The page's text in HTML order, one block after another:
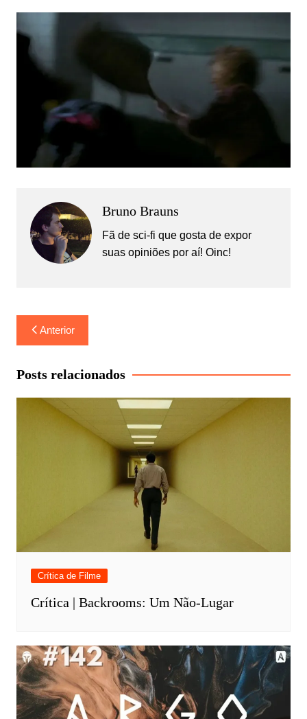
Bruno Brauns
Fã de sci-fi que gosta de expor
suas opiniões por aí! Oinc!
Navegação
de
Post
Anterior
Posts relacionados
Crítica de Filme
Crítica | Backrooms: Um Não-Lugar